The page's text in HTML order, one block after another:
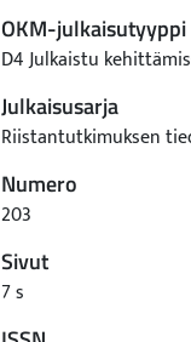
OKM-julkaisutyyppi
D4 Julkaistu
Julkaisusarja
Riistantutkimuksen
Numero
203
Sivut
7 s